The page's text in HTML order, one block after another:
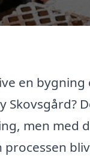
en bygning
Skovsgård?
men med